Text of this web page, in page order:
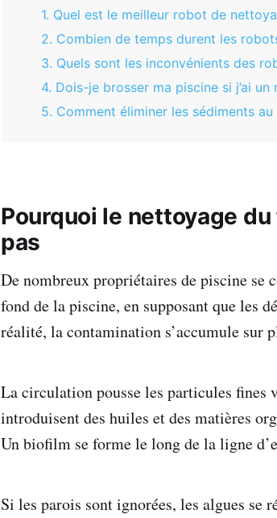
1. Quel est le meilleur robot de
2. Combien de temps durent les
3. Quels sont les inconvénients des
4. Dois-je brosser ma piscine si j’ai un
5. Comment éliminer les sédiments au
Pourquoi le nettoyage
pas
De nombreux propriétaires de piscine se
fond de la piscine, en supposant que les
réalité, la contamination s’accumule sur
La circulation pousse les particules fines
introduisent des huiles et des matières
Un biofilm se forme le long de la ligne
Si les parois sont ignorées, les algues se